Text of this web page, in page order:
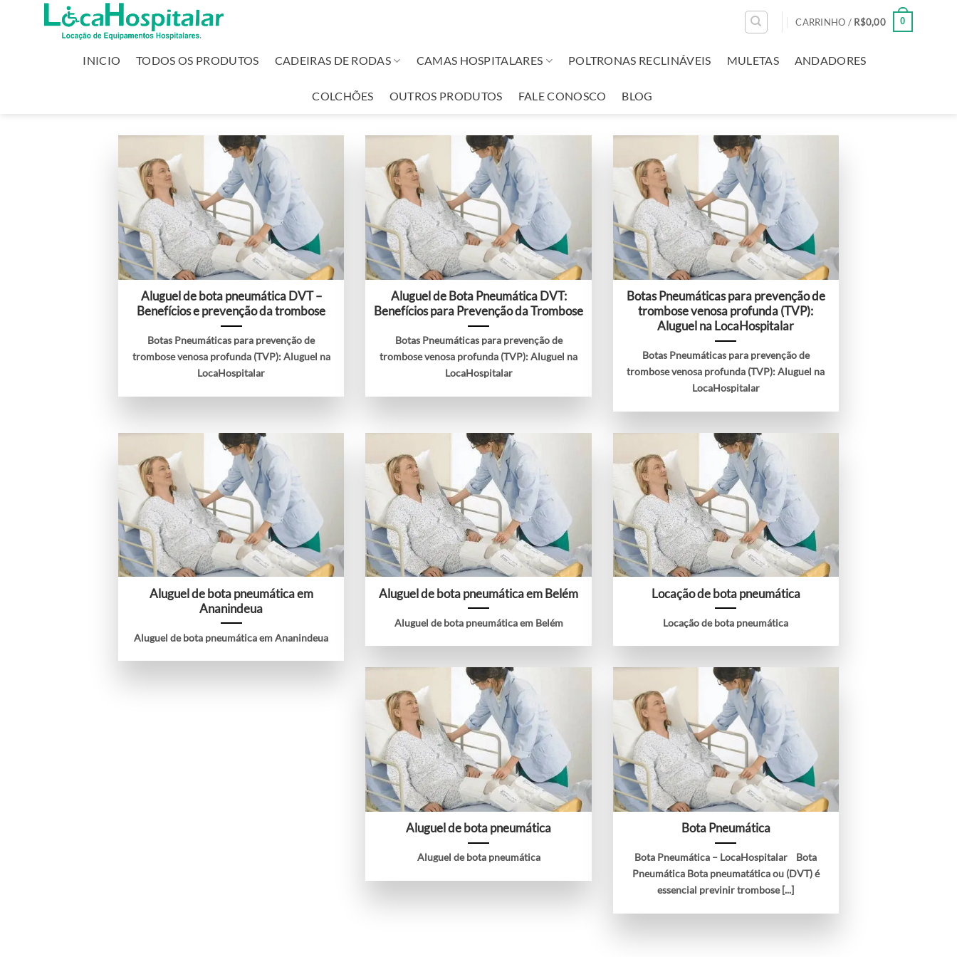
CARRINHO / R$0,00 0
INICIO TODOS OS PRODUTOS CADEIRAS DE RODAS CAMAS HOSPITALARES POLTRONAS RECLINÁVEIS MULETAS ANDADORES
COLCHÕES OUTROS PRODUTOS FALE CONOSCO BLOG
Aluguel de bota pneumática DVT –
Benefícios e prevenção da trombose
Botas Pneumáticas para prevenção de
trombose venosa profunda (TVP): Aluguel na
LocaHospitalar
Aluguel de Bota Pneumática DVT:
Benefícios para Prevenção da Trombose
Botas Pneumáticas para prevenção de
trombose venosa profunda (TVP): Aluguel na
LocaHospitalar
Botas Pneumáticas para prevenção de
trombose venosa profunda (TVP):
Aluguel na LocaHospitalar
Botas Pneumáticas para prevenção de
trombose venosa profunda (TVP): Aluguel na
LocaHospitalar
Aluguel de bota pneumática em
Ananindeua
Aluguel de bota pneumática em Ananindeua
Aluguel de bota pneumática em Belém
Aluguel de bota pneumática em Belém
Locação de bota pneumática
Locação de bota pneumática
Aluguel de bota pneumática
Aluguel de bota pneumática
Bota Pneumática
Bota Pneumática – LocaHospitalar Bota
Pneumática Bota pneumatática ou (DVT) é
essencial previnir trombose [...]